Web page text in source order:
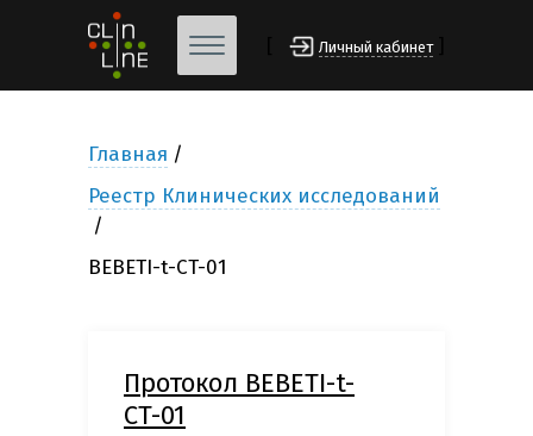
Личный кабинет
Главная
Реестр Клинических исследований
BEBETI-t-CT-01
Протокол BEBETI-t-
CT-01